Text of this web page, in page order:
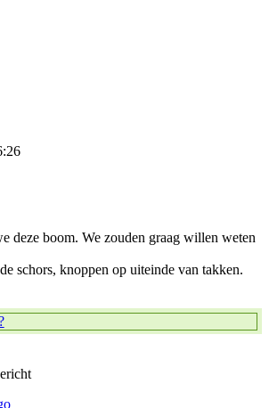
deze boom. We zouden graag willen weten
schors, knoppen op uiteinde van takken.